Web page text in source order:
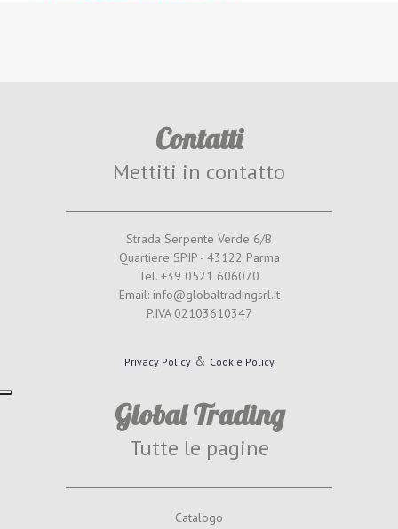
Contatti
Mettiti in contatto
Strada Serpente Verde 6/B
Quartiere SPIP - 43122 Parma
Tel. +39 0521 606070
Email: info@globaltradingsrl.it
P.IVA 02103610347
Privacy Policy& Cookie Policy
Global Trading
Tutte le pagine
Catalogo